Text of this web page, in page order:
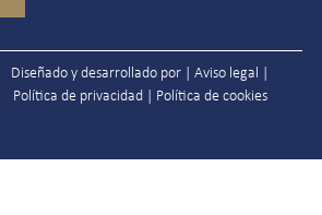
Diseñado y desarrollado por |Aviso legal
Política de privacidad
Política de cookies